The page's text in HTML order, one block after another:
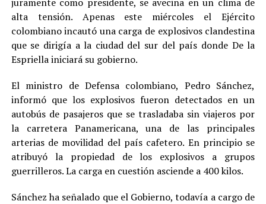
alta tensión. Apenas este miércoles el Ejército
colombiano incautó una carga de explosivos clandestina
que se dirigía a la ciudad del sur del país donde De la
Espriella iniciará su gobierno.
El ministro de Defensa colombiano, Pedro Sánchez,
informó que los explosivos fueron detectados en un
autobús de pasajeros que se trasladaba sin viajeros por
la carretera Panamericana, una de las principales
arterias de movilidad del país cafetero. En principio se
atribuyó la propiedad de los explosivos a grupos
guerrilleros. La carga en cuestión asciende a 400 kilos.
Sánchez ha señalado que el Gobierno, todavía a cargo de